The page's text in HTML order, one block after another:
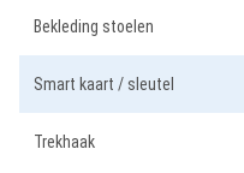
Bekleding stoelen
Smart kaart / sleutel
Trekhaak